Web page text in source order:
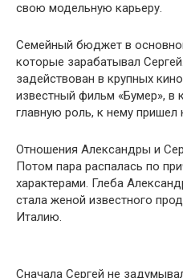
свою модельную карьеру.
Семейный бюджет в
которые зарабатывал
задействован в крупных
известный фильм «Бумер», в
главную роль, к нему пришел
Отношения Александры и
Потом пара распалась по
характерами. Глеба
стала женой известного
Италию.
Сначала Сергей не